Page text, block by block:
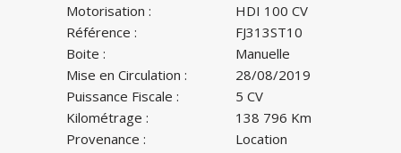
Motorisation :
HDI 100 CV
Référence :
FJ313ST10
Boite :
Manuelle
Mise en Circulation :
28/08/2019
Puissance Fiscale :
5 CV
Kilométrage :
138 796 Km
Provenance :
Location